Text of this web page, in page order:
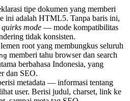
tipe dokumen yang memberi
ini adalah HTML5. Tanpa baris ini,
quirks mode — mode kompatibilitas
tidak konsisten.
root yang membungkus seluruh
memberi tahu browser dan search
berbahasa Indonesia, yang
dan SEO.
metadata — informasi tentang
user. Berisi judul, charset, link ke